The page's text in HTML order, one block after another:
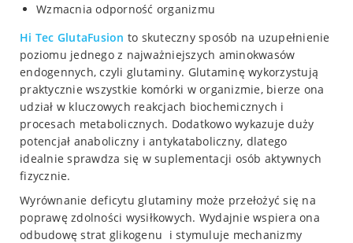
Wzmacnia odporność organizmu
Hi Tec GlutaFusion to skuteczny sposób na uzupełnienie
poziomu jednego z najważniejszych aminokwasów
endogennych, czyli glutaminy. Glutaminę wykorzystują
praktycznie wszystkie komórki w organizmie, bierze ona
udział w kluczowych reakcjach biochemicznych i
procesach metabolicznych. Dodatkowo wykazuje duży
potencjał anaboliczny i antykataboliczny, dlatego
idealnie sprawdza się w suplementacji osób aktywnych
fizycznie.
Wyrównanie deficytu glutaminy może przełożyć się na
poprawę zdolności wysiłkowych. Wydajnie wspiera ona
odbudowę strat glikogenu i stymuluje mechanizmy